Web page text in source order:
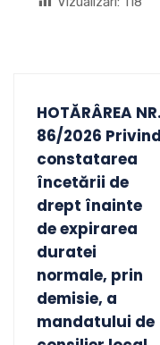
HOTĂRÂREA NR.
86/2026 Privind
constatarea
încetării de
drept înainte
de expirarea
duratei
normale, prin
demisie, a
mandatului de